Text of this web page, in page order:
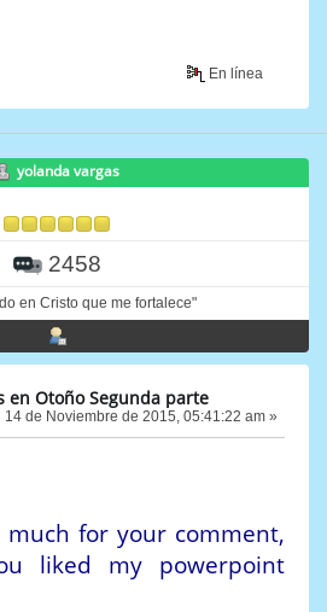
En línea
yolanda vargas
2458
en Cristo que me fortalece"
en Otoño Segunda parte
14 de Noviembre de 2015, 05:41:22 am »
much for your comment,
liked my powerpoint